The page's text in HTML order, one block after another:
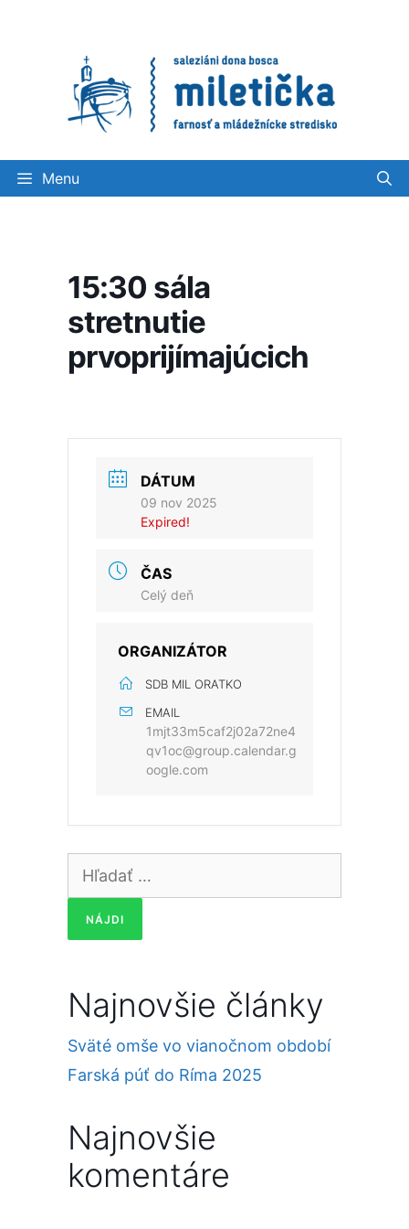
Menu
15:30 sála
stretnutie
prvoprijímajúcich
DÁTUM
09 nov 2025
Expired!
ČAS
Celý deň
ORGANIZÁTOR
SDB MIL ORATKO
EMAIL
1mjt33m5caf2j02a72ne4
qv1oc@group.calendar.g
oogle.com
Hľadať:
Najnovšie články
Sväté omše vo vianočnom období
Farská púť do Ríma 2025
Najnovšie
komentáre